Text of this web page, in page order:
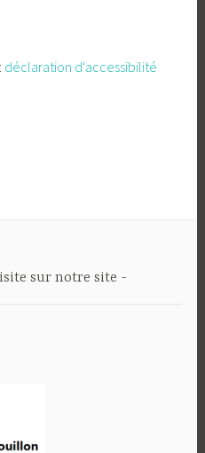
déclaration d'accessibilité
sur notre site